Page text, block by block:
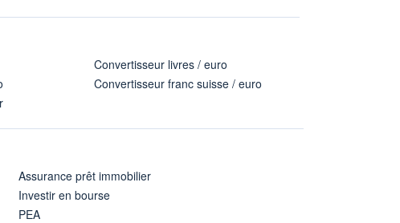
Convertisseur livres / euro
Convertisseur franc suisse / euro
Assurance prêt immobilier
Investir en bourse
PEA